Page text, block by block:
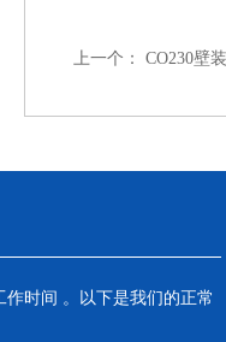
上一个： CO230壁
时间 。以下是我们的正常